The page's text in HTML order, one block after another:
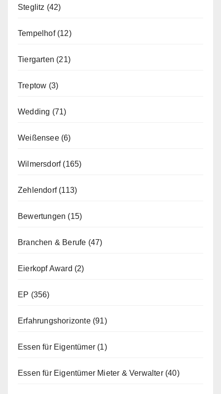
Steglitz (42)
Tempelhof(12)
Tiergarten (21)
Treptow (3)
Wedding (71)
Weißensee(6)
Wilmersdorf(165)
Zehlendorf(113)
Bewertungen (15)
Branchen & Berufe (47)
Eierkopf Award (2)
EP (356)
Erfahrungshorizonte(91)
Essen für Eigentümer (1)
Essen für Eigentümer Mieter & Verwalter(40)